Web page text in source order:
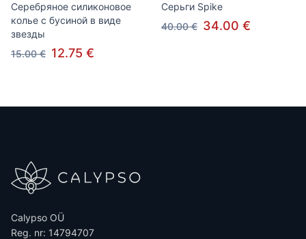
Серебряное силиконовое
колье с бусиной в виде
звезды
15.00 € 12.75 €
Серьги Spike
40.00 € 34.00 €
Calypso OÜ
Reg. nr: 14794707